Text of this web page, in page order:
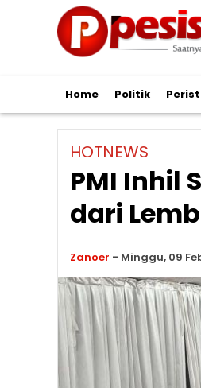
Home Politik
HOTNEWS
PMI Inhil
dari
Zanoer - Minggu, 09